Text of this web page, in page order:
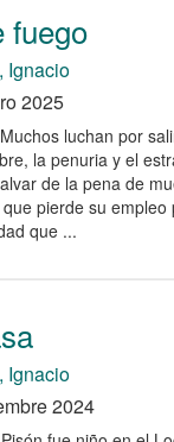
fuego
Ignacio
2025
luchan por
la penuria y el
de la pena de
pierde su
que ...
Ignacio
2024